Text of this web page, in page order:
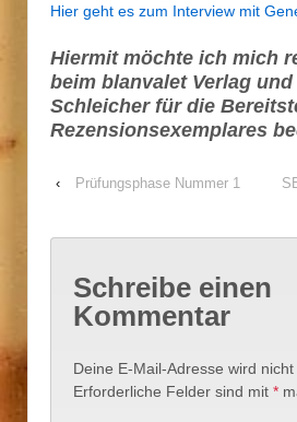
Hier geht es zum Interview mit
Hiermit möchte ich mich
beim blanvalet Verlag und
Schleicher für die
Rezensionsexemplares
‹ Prüfungsphase Nummer 1
Schreibe einen
Kommentar
Deine E-Mail-Adresse wird nicht
Erforderliche Felder sind mit *